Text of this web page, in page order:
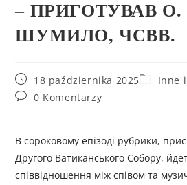
– ПРИГОТУВАВ О.
ШУМИЛО, ЧСВВ.
18 października 2025
Inne
0 Komentarzy
В сороковому епізоді рубрики,
Другого Ватиканського Собору,
співвідношення між співом та